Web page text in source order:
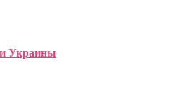
Украины